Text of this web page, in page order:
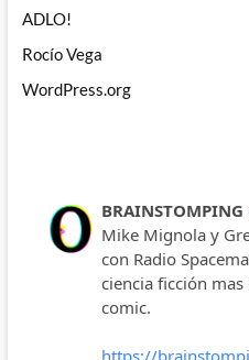
ADLO!
Rocío Vega
WordPress.org